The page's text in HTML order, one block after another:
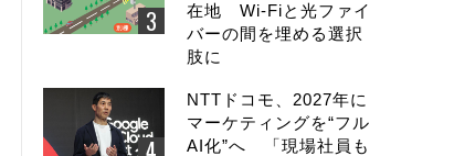
在地 Wi-Fiと光ファイ
バーの間を埋める選択
肢に
NTTドコモ、2027年に
マーケティングを“フル
AI化”へ 「現場社員も